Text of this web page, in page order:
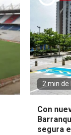
2 min de
Con
segura